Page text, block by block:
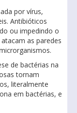
​​por vírus,
Antibióticos
ou impedindo o
as paredes
de bactérias na
tornam
literalmente
em bactérias, e